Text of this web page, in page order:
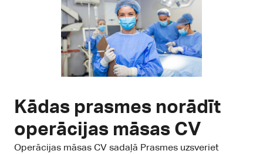
Kādas prasmes norādīt
operācijas māsas CV
Operācijas māsas CV sadaļā Prasmes uzsveriet